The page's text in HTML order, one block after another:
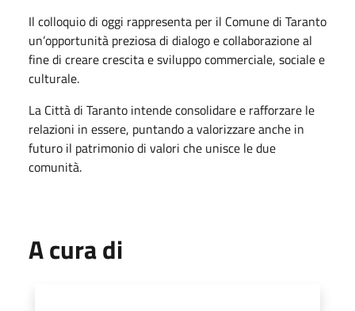
Il colloquio di oggi rappresenta per il Comune di Taranto
un’opportunità preziosa di dialogo e collaborazione al
fine di creare crescita e sviluppo commerciale, sociale e
culturale.
La Città di Taranto intende consolidare e rafforzare le
relazioni in essere, puntando a valorizzare anche in
futuro il patrimonio di valori che unisce le due
comunità.
A cura di